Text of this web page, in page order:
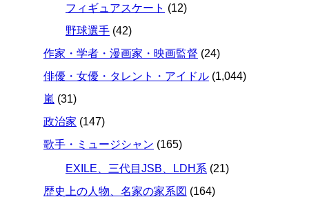
フィギュアスケート (12)
野球選手 (42)
作家・学者・漫画家・映画監督 (24)
俳優・女優・タレント・アイドル (1,044)
嵐 (31)
政治家 (147)
歌手・ミュージシャン (165)
EXILE、三代目JSB、LDH系 (21)
歴史上の人物、名家の家系図 (164)